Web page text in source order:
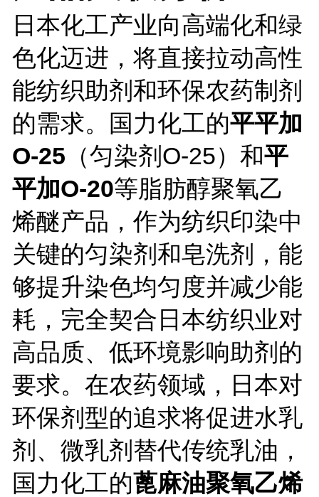
日本化工产业向高端化和绿
色化迈进，将直接拉动高性
能纺织助剂和环保农药制剂
的需求。国力化工的平平加
O-25 （匀染剂O-25）和平
平加O-20等脂肪醇聚氧乙
烯醚产品，作为纺织印染中
关键的匀染剂和皂洗剂，能
够提升染色均匀度并减少能
耗，完全契合日本纺织业对
高品质、低环境影响助剂的
要求。在农药领域，日本对
环保剂型的追求将促进水乳
剂、微乳剂替代传统乳油，
国力化工的蓖麻油聚氧乙烯